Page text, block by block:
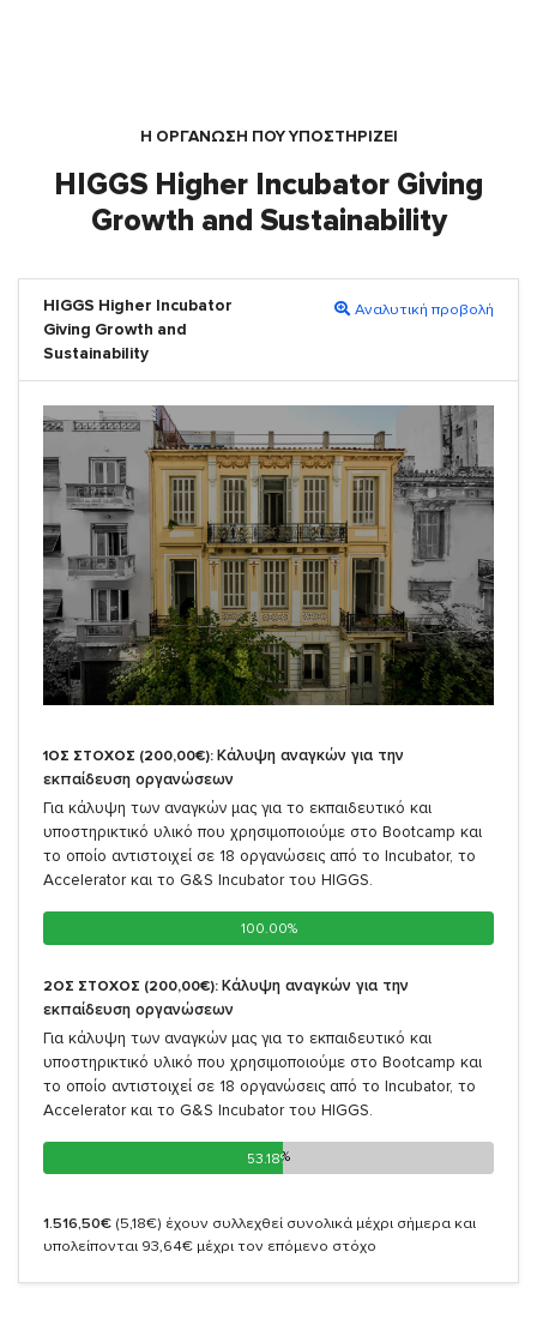
Η ΟΡΓΆΝΩΣΗ ΠΟΥ ΥΠΟΣΤΗΡΙΖΕΙ
HIGGS Higher Incubator Giving
Growth and Sustainability
HIGGS Higher Incubator
Giving Growth and
Sustainability
Αναλυτική προβολή
1ΟΣ ΣΤΟΧΟΣ (200,00€): Κάλυψη αναγκών για την
εκπαίδευση οργανώσεων
Για κάλυψη των αναγκών μας για το εκπαιδευτικό και
υποστηρικτικό υλικό που χρησιμοποιούμε στο Bootcamp και
το οποίο αντιστοιχεί σε 18 οργανώσεις από το Incubator, το
Accelerator και το G&S Incubator του HIGGS.
100.00%
100.00%
2ΟΣ ΣΤΟΧΟΣ (200,00€): Κάλυψη αναγκών για την
εκπαίδευση οργανώσεων
Για κάλυψη των αναγκών μας για το εκπαιδευτικό και
υποστηρικτικό υλικό που χρησιμοποιούμε στο Bootcamp και
το οποίο αντιστοιχεί σε 18 οργανώσεις από το Incubator, το
Accelerator και το G&S Incubator του HIGGS.
53.18%
53.18%
1.516,50€ (5,18€) έχουν συλλεχθεί συνολικά μέχρι σήμερα και
υπολείπονται 93,64€ μέχρι τον επόμενο στόχο